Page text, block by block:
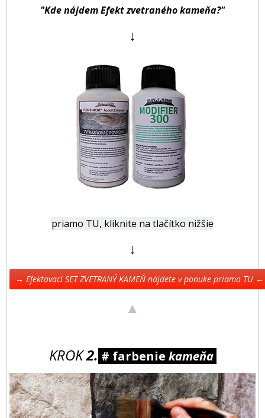
"Kde nájdem Efekt zvetraného kameňa?"
↓
priamo TU, kliknite na tlačítko nižšie
↓
→ Efektovací SET ZVETRANÝ KAMEŇ nájdete v ponuke priamo TU ←
▲
KROK2. # farbenie kameňa